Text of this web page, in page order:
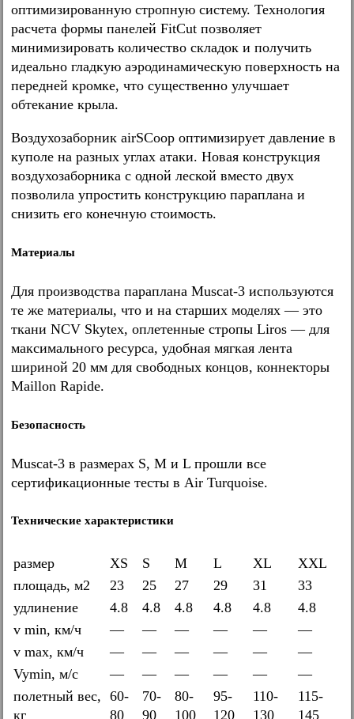
оптимизированную стропную систему. Технология
расчета формы панелей FitCut позволяет
минимизировать количество складок и получить
идеально гладкую аэродинамическую поверхность на
передней кромке, что существенно улучшает
обтекание крыла.
Воздухозаборник airSCoop оптимизирует давление в
куполе на разных углах атаки. Новая конструкция
воздухозаборника с одной леской вместо двух
позволила упростить конструкцию параплана и
снизить его конечную стоимость.
Материалы
Для производства параплана Muscat-3 используются
те же материалы, что и на старших моделях — это
ткани NCV Skytex, оплетенные стропы Liros — для
максимального ресурса, удобная мягкая лента
шириной 20 мм для свободных концов, коннекторы
Maillon Rapide.
Безопасность
Muscat-3 в размерах S, M и L прошли все
сертификационные тесты в Air Turquoise.
Технические характеристики
размер XS S M L XL
XXL
площадь, м2
23 25 27 29 31
33
удлинение
4.8 4.8 4.8 4.8 4.8
4.8
v min, км/ч
— — — — —
—
v max, км/ч
— — — — —
—
Vymin, м/с
— — — — —
—
полетный вес,
кг
60-
80
70-
90
80-
100
95-
120
110-
130
115-
145